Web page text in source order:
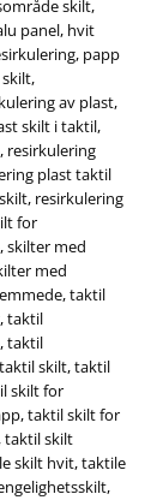
skilt,
panel, hvit
, papp
,
av plast,
skilt i taktil,
, resirkulering
plast taktil
, resirkulering
for
,skilter med
med
,taktil
,taktil
,taktil
taktil skilt,taktil
skilt for
,taktil skilt for
taktil skilt
skilt hvit,taktile
,